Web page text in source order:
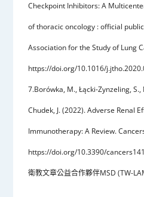
Checkpoint Inhibitors: A
of thoracic oncology : official
Association for the Study of Lung
https://doi.org/10.1016/
7.Borówka, M., Łącki-Zynzeling, S.,
Chudek, J. (2022). Adverse Renal
Immunotherapy: A Review.
https://doi.org/10.3390/
衛教文章公益合作夥伴MSD (TW-